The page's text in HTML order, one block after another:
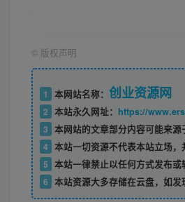
© 版权声明
1 本网站名称： 创业资源网
2 本站永久网址： https://
3 本网站的文章部分内容可能来
4 本站一切资源不代表本站立场，
5 本站一律禁止以任何方式发布
6 本站资源大多存储在云盘，如发